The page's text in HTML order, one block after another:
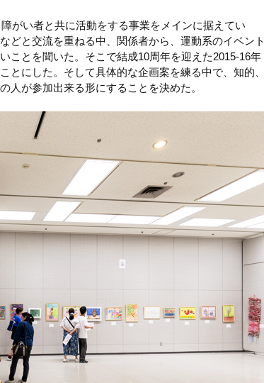
がい者と共に活動をする事業をメインに据えてい
どと交流を重ねる中、関係者から、運動系のイベント
ことを聞いた。そこで結成10周年を迎えた2015-16年
とにした。そして具体的な企画案を練る中で、知的、
人が参加出来る形にすることを決めた。